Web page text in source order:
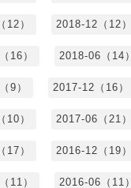
12） 2018-12（12）
16） 2018-06（14）
9） 2017-12（16）
10） 2017-06（21）
17） 2016-12（19）
11） 2016-06（11）